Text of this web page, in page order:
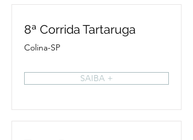
8ª Corrida Tartaruga
Colina-SP
SAIBA +